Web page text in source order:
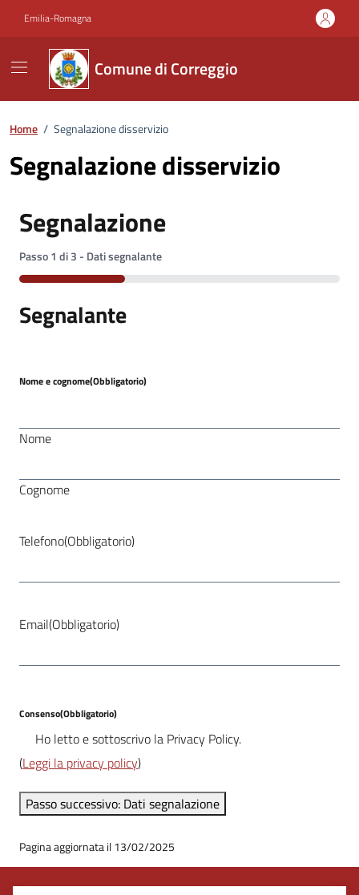
Emilia-Romagna
Comune di Correggio
Home / Segnalazione disservizio
Segnalazione disservizio
Segnalazione
Passo1 di3 - Dati segnalante
33%
Segnalante
Nome e cognome(Obbligatorio)
Nome
Cognome
Telefono(Obbligatorio)
Email(Obbligatorio)
Consenso(Obbligatorio)
Ho letto e sottoscrivo la Privacy Policy.
(Leggi la privacy policy)
Pagina aggiornata il 13/02/2025